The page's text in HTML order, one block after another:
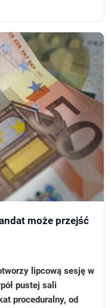
może przejść
lipcową sesję w
pustej sali
proceduralny, od